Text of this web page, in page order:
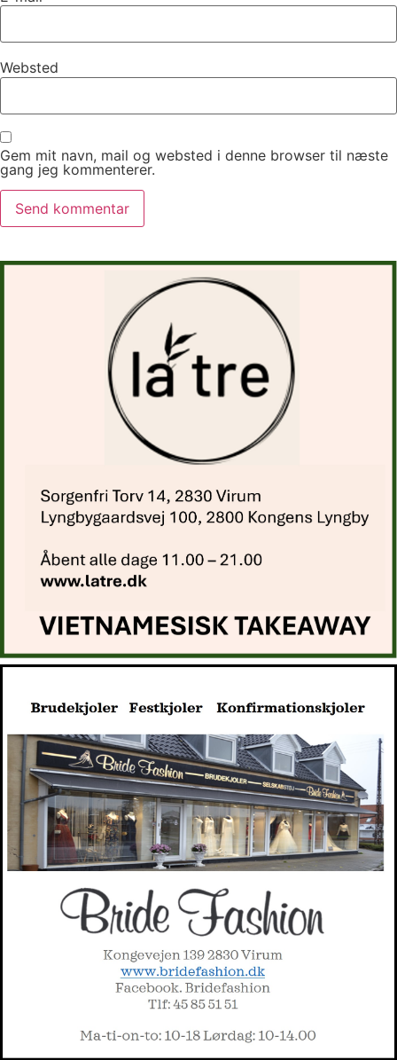
Websted
Gem mit navn, mail og websted i denne browser til næste
gang jeg kommenterer.